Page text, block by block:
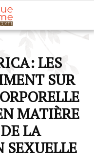
LES
SUR
MATIÈRE
LA
SEXUELLE